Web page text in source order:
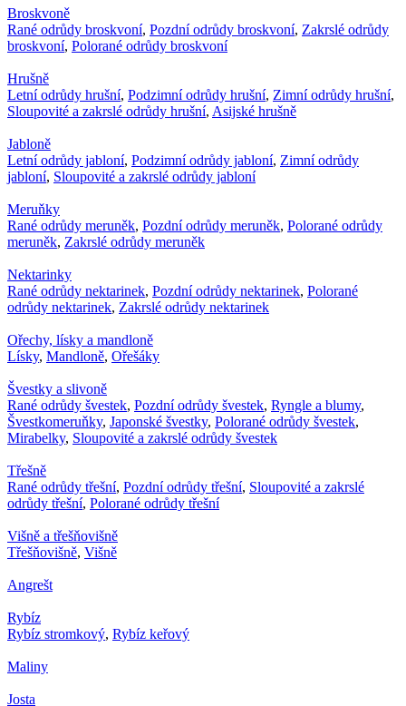
Broskvoně
Rané odrůdy broskvoní, Pozdní odrůdy broskvoní, Zakrslé odrůdy
broskvoní, Polorané odrůdy broskvoní
Hrušně
Letní odrůdy hrušní, Podzimní odrůdy hrušní, Zimní odrůdy hrušní,
Sloupovité a zakrslé odrůdy hrušní, Asijské hrušně
Jabloně
Letní odrůdy jabloní, Podzimní odrůdy jabloní, Zimní odrůdy
jabloní, Sloupovité a zakrslé odrůdy jabloní
Meruňky
Rané odrůdy meruněk, Pozdní odrůdy meruněk, Polorané odrůdy
meruněk, Zakrslé odrůdy meruněk
Nektarinky
Rané odrůdy nektarinek, Pozdní odrůdy nektarinek, Polorané
odrůdy nektarinek, Zakrslé odrůdy nektarinek
Ořechy, lísky a mandloně
Lísky, Mandloně, Ořešáky
Švestky a slivoně
Rané odrůdy švestek, Pozdní odrůdy švestek, Ryngle a blumy,
Švestkomeruňky, Japonské švestky, Polorané odrůdy švestek,
Mirabelky, Sloupovité a zakrslé odrůdy švestek
Třešně
Rané odrůdy třešní, Pozdní odrůdy třešní, Sloupovité a zakrslé
odrůdy třešní, Polorané odrůdy třešní
Višně a třešňovišně
Třešňovišně, Višně
Angrešt
Rybíz
Rybíz stromkový, Rybíz keřový
Maliny
Josta